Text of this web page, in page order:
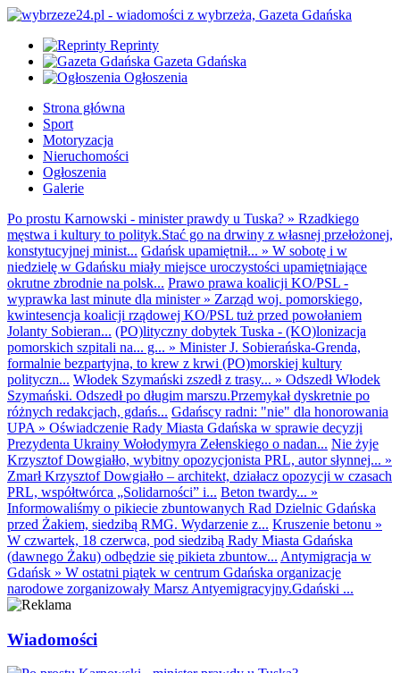
Reprinty
Gazeta Gdańska
Ogłoszenia
Strona główna
Sport
Motoryzacja
Nieruchomości
Ogłoszenia
Galerie
Po prostu Karnowski - minister prawdy u Tuska? » Rzadkiego
męstwa i kultury to polityk.Stać go na drwiny z własnej przełożonej,
konstytucyjnej minist... Gdańsk upamiętnił... » W sobotę i w
niedzielę w Gdańsku miały miejsce uroczystości upamiętniające
okrutne zbrodnie na polsk... Prawo prawa koalicji KO/PSL -
wyprawka last minute dla minister» Zarząd woj. pomorskiego,
kwintesencja koalicji rządowej KO/PSL tuż przed powołaniem
Jolanty Sobieran... (PO)lityczny dobytek Tuska - (KO)lonizacja
pomorskich szpitali na... g... » Minister J. Sobierańska-Grenda,
formalnie bezpartyjna, to krew z krwi (PO)morskiej kultury
polityczn... Włodek Szymański zszedł z trasy... » Odszedł Włodek
Szymański. Odszedł po długim marszu.Przemykał dyskretnie po
różnych redakcjach, gdańs... Gdańscy radni: "nie" dla honorowania
UPA » Oświadczenie Rady Miasta Gdańska w sprawie decyzji
Prezydenta Ukrainy Wołodymyra Zełenskiego o nadan... Nie żyje
Krzysztof Dowgiałło, wybitny opozycjonista PRL, autor słynnej... »
Zmarł Krzysztof Dowgiałło – architekt, działacz opozycji w czasach
PRL, współtwórca „Solidarności” i... Beton twardy... »
Informowaliśmy o pikiecie zbuntowanych Rad Dzielnic Gdańska
przed Żakiem, siedzibą RMG. Wydarzenie z... Kruszenie betonu »
W czwartek, 18 czerwca, pod siedzibą Rady Miasta Gdańska
(dawnego Żaku) odbędzie się pikieta zbuntow... Antymigracja w
Gdańsk » W ostatni piątek w centrum Gdańska organizacje
narodowe zorganizowały Marsz Antyemigracyjny.Gdański ...
Wiadomości